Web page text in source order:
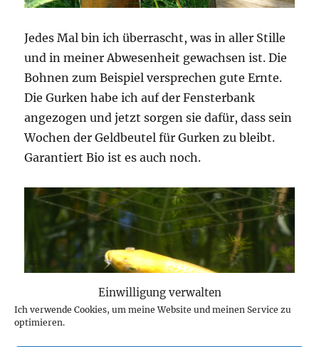
Einwilligung verwalten
Ich verwende Cookies, um meine Website und meinen Service zu
optimieren.
Jedes Mal bin ich überrascht, was in aller Stille
und in meiner Abwesenheit gewachsen ist. Die
Bohnen zum Beispiel versprechen gute Ernte.
Die Gurken habe ich auf der Fensterbank
angezogen und jetzt sorgen sie dafür, dass sein
Wochen der Geldbeutel für Gurken zu bleibt.
Garantiert Bio ist es auch noch.